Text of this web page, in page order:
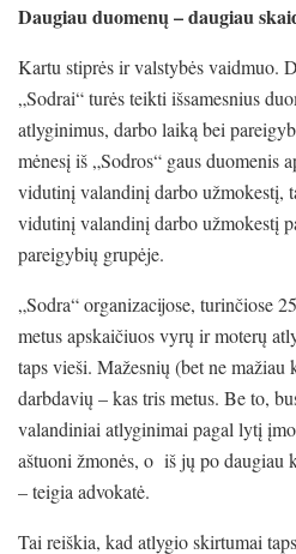
Daugiau duomenų – daugiau
Kartu stiprės ir valstybės vaidmuo.
„Sodrai“ turės teikti išsamesnius
atlyginimus, darbo laiką bei
mėnesį iš „Sodros“ gaus duomenis
vidutinį valandinį darbo užmokestį,
vidutinį valandinį darbo užmokestį
pareigybių grupėje.
„Sodra“ organizacijose, turinčiose
metus apskaičiuos vyrų ir moterų
taps vieši. Mažesnių (bet ne
darbdavių – kas tris metus. Be to,
valandiniai atlyginimai pagal lytį
aštuoni žmonės, o iš jų po daugiau
– teigia advokatė.
Tai reiškia, kad atlygio skirtumai